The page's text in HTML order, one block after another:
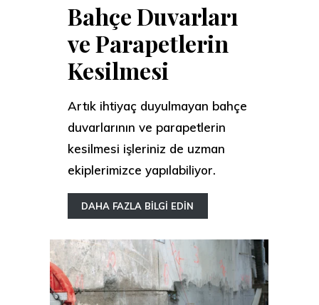
Bahçe Duvarları
ve Parapetlerin
Kesilmesi
Artık ihtiyaç duyulmayan bahçe
duvarlarının ve parapetlerin
kesilmesi işleriniz de uzman
ekiplerimizce yapılabiliyor.
DAHA FAZLA BİLGİ EDİN